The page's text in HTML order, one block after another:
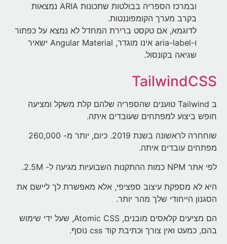
ובמרכז הספריה בבולטות שתכונות ARIA נמצאות
בקרב מערך הקומפוננטות.
לדוגמא, אם טקסט ברירת המחדל לא נמצא על כפתור
ו-aria-label אינו מוגדר, Angular Material ישאיר
שגיאה בקונסול.
TailwindCSS
ב Tailwind טוענים שהספריה שלהם קלת משקל ומציעה
חופש ביצוע למפתחים שעובדים איתה.
שוחחרה לראשונה בשנת 2019. כיום, יותר מ- 260,000
מפתחים עובדים איתה.
לפי אתר NPM כמות ההתקנות השבועיות מגיעה ל- 2.5M.
היא לא מספקת עיצוב ספציפי, אלא מאפשרת לך ליישם את
הסגנון הייחודי שלך מהר יותר.
הם מציעים קלאסים מובנים, Atomic CSS, שעל ידי שימוש
בהם, כמעט ואין צורך וכתיבת קוד css נוסף.